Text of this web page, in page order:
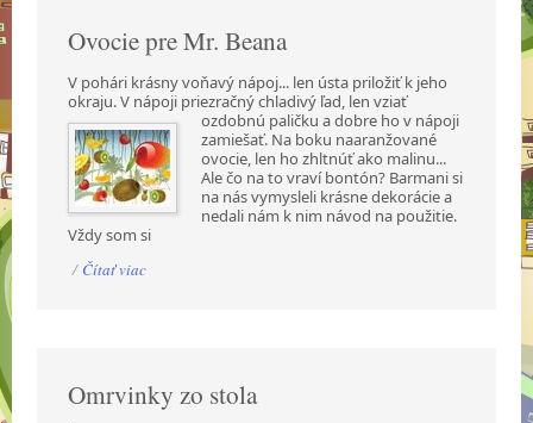
Ovocie pre Mr. Beana
V pohári krásny voňavý nápoj... len ústa priložiť k jeho
okraju. V nápoji priezračný chladivý ľad, len vziať
ozdobnú paličku a dobre ho v nápoji
zamiešať. Na boku naaranžované
ovocie, len ho zhltnúť ako malinu...
Ale čo na to vraví bontón? Barmani si
na nás vymysleli krásne dekorácie a
nedali nám k nim návod na použitie.
Vždy som si
/ Čítať viac
Omrvinky zo stola